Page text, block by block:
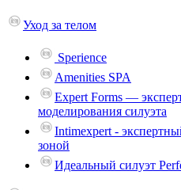
Уход за телом
Sperience
Amenities SPA
Expert Forms —
моделирования силуэта
Intimexpert -
зоной
Идеальный силуэт